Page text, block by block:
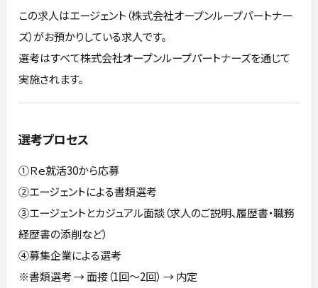
この求人はエージェント（株式会社オープンループパートナー
ズ）がお預かりしている求人です。
選考はすべて株式会社オープンループパートナーズを通じて
実施されます。
選考プロセス
①Ｒｅ就活30から応募
②エージェントによる書類選考
③エージェントとカジュアル面談（求人のご説明、履歴書・職務
経歴書の添削など）
④募集企業による選考
※書類選考 → 面接（1回～2回） → 内定